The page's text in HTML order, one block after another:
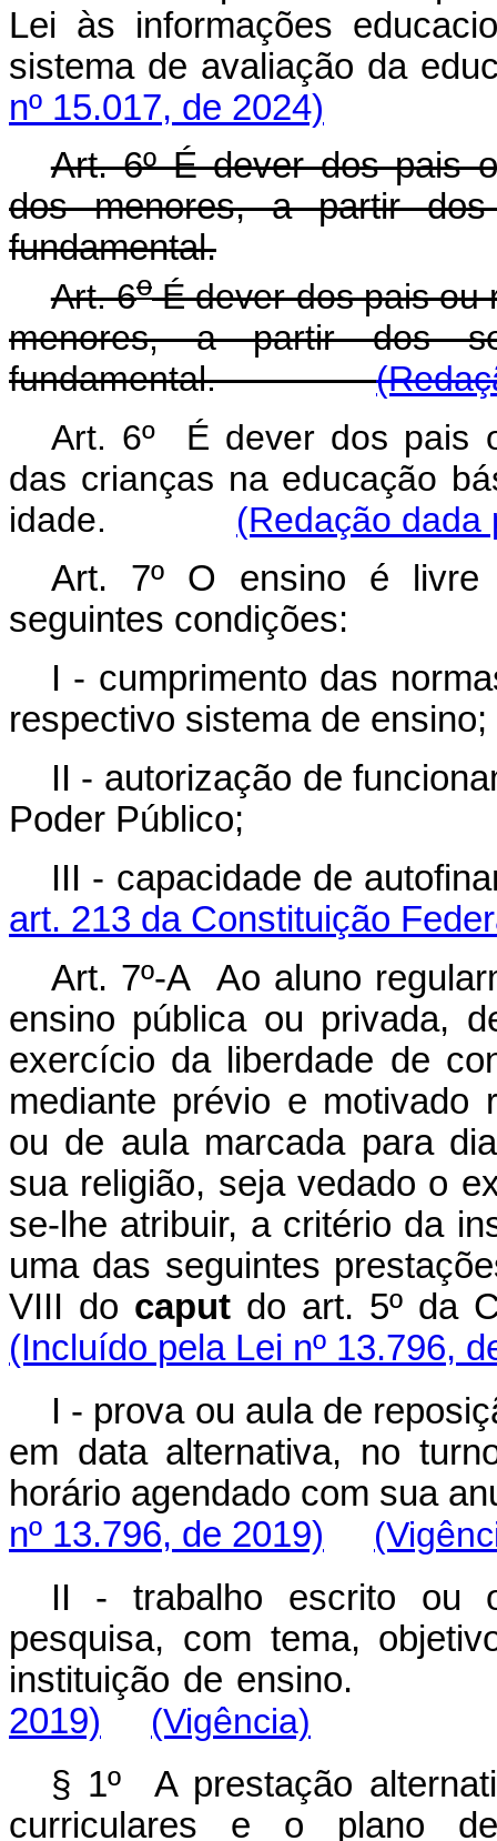
Lei às informações
sistema de avaliação da
nº 15.017, de 2024)
Art. 6º É dever dos pais
dos menores, a partir
fundamental.
Art. 6oÉ dever dos pais ou
menores, a partir dos
fundamental.
Art. 6º É dever dos pais
das crianças na educação
idade. (Redação dada
Art. 7º O ensino é livre
seguintes condições:
I - cumprimento das
respectivo sistema de ensino;
II - autorização de
Poder Público;
III - capacidade de
art. 213 da Constituição
Art. 7º-A Ao aluno
ensino pública ou privada,
exercício da liberdade de
mediante prévio e motivado
ou de aula marcada para
sua religião, seja vedado o
se-lhe atribuir, a critério da
uma das seguintes
VIII do caputdo art. 5º
(Incluído pela Lei nº 13.796,
I - prova ou aula de
em data alternativa, no
horário agendado com sua
nº 13.796, de 2019)
II - trabalho escrito ou
pesquisa, com tema,
instituição de
2019)
(Vigência)
§ 1º A prestação
curriculares e o plano